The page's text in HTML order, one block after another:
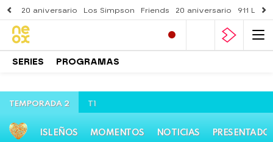
20 aniversario Los Simpson Friends 20 aniversario 911
SERIES PROGRAMAS
TEMPORADA 2 T1
ISLEÑOS MOMENTOS NOTICIAS